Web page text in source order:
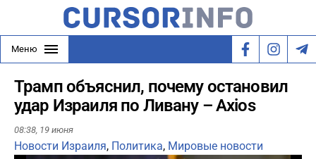
Меню
Трамп объяснил, почему остановил
удар Израиля по Ливану – Axios
08:38, 19 июня
Новости Израиля, Политика, Мировые новости